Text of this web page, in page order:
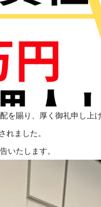
を賜り、厚く御礼申し上
ました。
いたします。